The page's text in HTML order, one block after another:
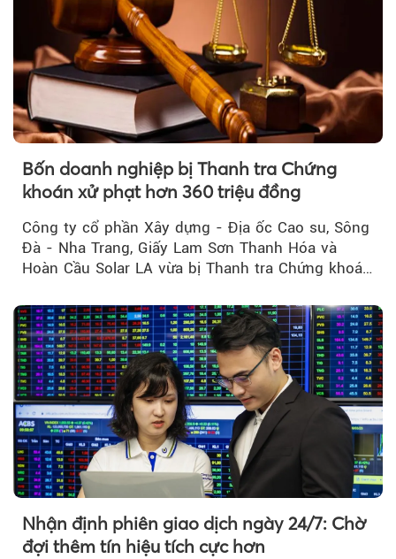
Bốn doanh nghiệp bị Thanh tra Chứng
khoán xử phạt hơn 360 triệu đồng
Công ty cổ phần Xây dựng - Địa ốc Cao su, Sông
Đà - Nha Trang, Giấy Lam Sơn Thanh Hóa và
Hoàn Cầu Solar LA vừa bị Thanh tra Chứng khoán
do vi phạm quy định về công bố thông tin trên
thị trường chứng khoán.
Nhận định phiên giao dịch ngày 24/7: Chờ
đợi thêm tín hiệu tích cực hơn